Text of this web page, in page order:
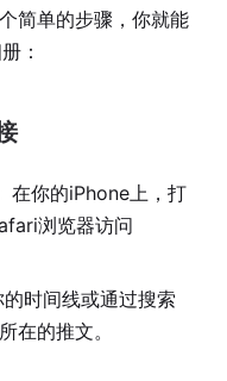
简单的步骤，你就能
：
在你的iPhone上，打
浏览器访问
时间线或通过搜索
在的推文。